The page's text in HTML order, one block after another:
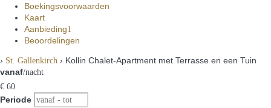
Boekingsvoorwaarden
Kaart
Aanbieding1
Beoordelingen
› St. Gallenkirch › Kollin Chalet-Apartment met Terrasse en een Tuin
vanaf/nacht
€ 60
Periode